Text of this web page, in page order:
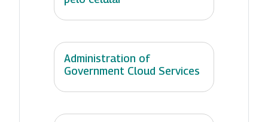
Administration of
Government Cloud Services